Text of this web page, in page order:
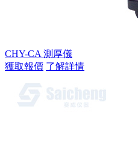
CHY-CA 測厚儀
獲取報價 了解詳情